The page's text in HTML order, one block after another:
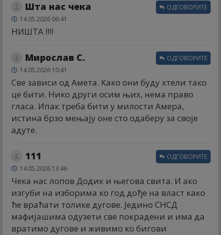
Шта нас чека
14.05.2026 06:41
НИШТА !!!!
ОДГОВОРИТЕ
Мирослав С.
14.05.2026 10:41
Све зависи од Амета. Како они буду хтели тако
це бити. Нико други осим њих, нема право
гласа. Ипак треба бити у милости Амера,
истина брзо мењају оне сто одаберу за своје
адуте.
ОДГОВОРИТЕ
111
14.05.2026 13:46
Чека нас лопов Додик и његова свита. И ако
изгуби на изборима ко год дође на власт како
ће враћати толике дугове. Једино СНСД
мафијашима одузети све покрадени и има да
вратимо дугове и живимо ко бигови
ОДГОВОРИТЕ